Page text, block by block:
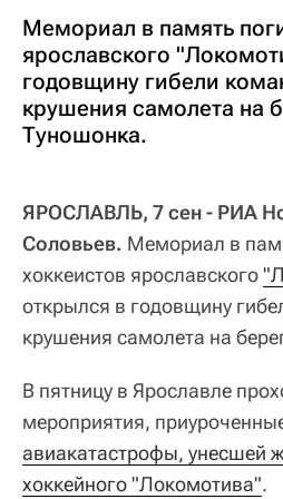
Мемориал в память
ярославского
годовщину гибели
крушения самолета на
Туношонка.
ЯРОСЛАВЛЬ, 7 сен - РИА
Соловьев. Мемориал в
хоккеистов ярославского
открылся в годовщину
крушения самолета на
В пятницу в Ярославле
мероприятия,
авиакатастрофы, унесшей
хоккейного "Локомотива".